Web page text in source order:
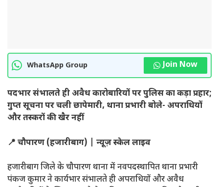
WhatsApp Group Join Now
पदभार संभालते ही अवैध कारोबारियों पर पुलिस का कड़ा प्रहार;
गुप्त सूचना पर चली छापेमारी, थाना प्रभारी बोले- अपराधियों
और तस्करों की खैर नहीं
📍 चौपारण (हजारीबाग) | न्यूज़ स्केल लाइव
हजारीबाग जिले के चौपारण थाना में नवपदस्थापित थाना प्रभारी
पंकज कुमार ने कार्यभार संभालते ही अपराधियों और अवैध